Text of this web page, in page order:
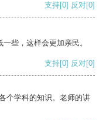
支持[0] 反对[0]
些，这样会更加亲民。
支持[0] 反对[0]
个学科的知识。老师的讲